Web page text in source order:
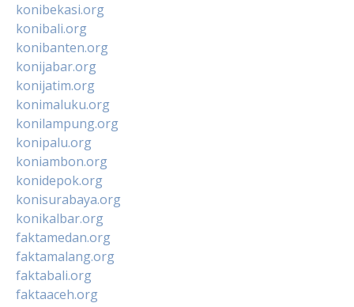
konibekasi.org
konibali.org
konibanten.org
konijabar.org
konijatim.org
konimaluku.org
konilampung.org
konipalu.org
koniambon.org
konidepok.org
konisurabaya.org
konikalbar.org
faktamedan.org
faktamalang.org
faktabali.org
faktaaceh.org